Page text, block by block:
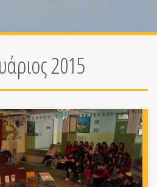
2015